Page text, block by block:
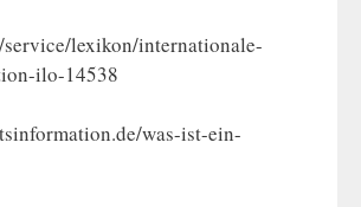
service/lexikon/internationale-
ilo-14538
was-ist-ein-